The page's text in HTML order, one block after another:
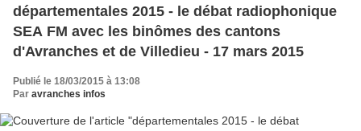
départementales 2015 - le débat radiophonique
SEA FM avec les binômes des cantons
d'Avranches et de Villedieu - 17 mars 2015
Publié le 18/03/2015 à 13:08
Par avranches infos